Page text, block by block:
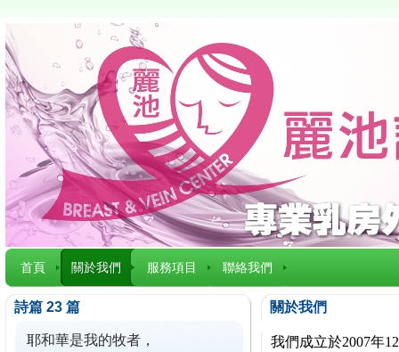
首頁 關於我們 服務項目 聯絡我們
詩篇 23 篇
耶和華是我的牧者，
關於我們
我們成立於2007年